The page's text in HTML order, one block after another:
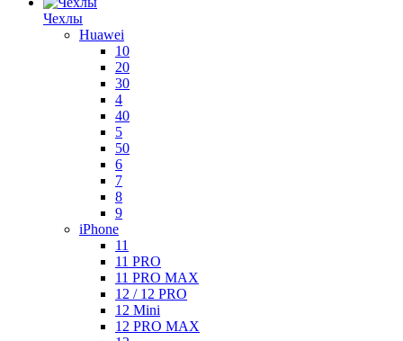
Чехлы
Huawei
10
20
30
4
40
5
50
6
7
8
9
iPhone
11
11 PRO
11 PRO MAX
12 / 12 PRO
12 Mini
12 PRO MAX